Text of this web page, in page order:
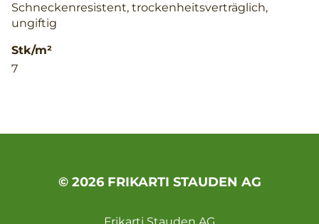
Schneckenresistent, trockenheitsverträglich,
ungiftig
Stk/m²
7
© 2026 FRIKARTI STAUDEN AG